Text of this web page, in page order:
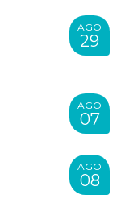
AGO
29
AGO
07
AGO
08